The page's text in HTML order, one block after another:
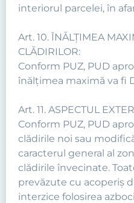
interiorul parcelei, în
Art. 10. ÎNĂLŢIMEA
CLĂDIRILOR:
Conform PUZ, PUD
înălţimea maximă va fi
Art. 11. ASPECTUL
Conform PUZ, PUD
clădirile noi sau
caracterul general al
clădirile învecinate.
prevăzute cu acoperiş
interzice folosirea